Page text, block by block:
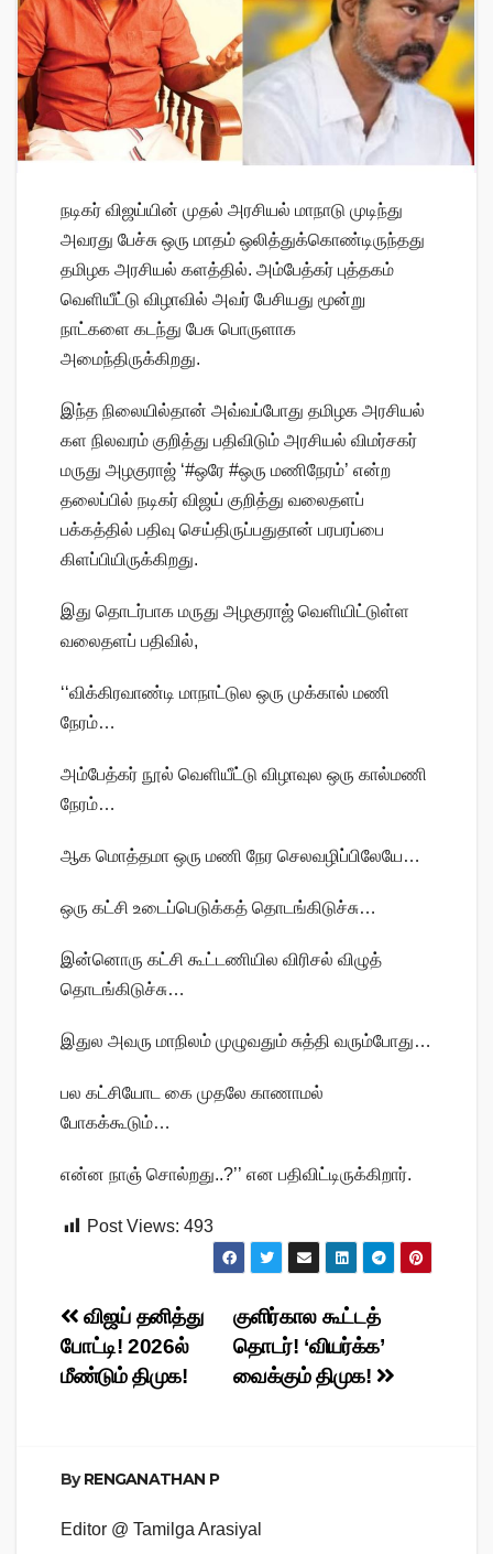
நடிகர் விஜய்யின் முதல் அரசியல் மாநாடு முடிந்து
அவரது பேச்சு ஒரு மாதம் ஒலித்துக்கொண்டிருந்தது
தமிழக அரசியல் களத்தில். அம்பேத்கர் புத்தகம்
வெளியீட்டு விழாவில் அவர் பேசியது மூன்று
நாட்களை கடந்து பேசு பொருளாக
அமைந்திருக்கிறது.
இந்த நிலையில்தான் அவ்வப்போது தமிழக அரசியல்
கள நிலவரம் குறித்து பதிவிடும் அரசியல் விமர்சகர்
மருது அழகுராஜ் ‘#ஒரே #ஒரு மணிநேரம்’ என்ற
தலைப்பில் நடிகர் விஜய் குறித்து வலைதளப்
பக்கத்தில் பதிவு செய்திருப்பதுதான் பரபரப்பை
கிளப்பியிருக்கிறது.
இது தொடர்பாக மருது அழகுராஜ் வெளியிட்டுள்ள
வலைதளப் பதிவில்,
‘‘விக்கிரவாண்டி மாநாட்டுல ஒரு முக்கால் மணி
நேரம்…
அம்பேத்கர் நூல் வெளியீட்டு விழாவுல ஒரு கால்மணி
நேரம்…
ஆக மொத்தமா ஒரு மணி நேர செலவழிப்பிலேயே…
ஒரு கட்சி உடைப்பெடுக்கத் தொடங்கிடுச்சு…
இன்னொரு கட்சி கூட்டணியில விரிசல் விழுத்
தொடங்கிடுச்சு…
இதுல அவரு மாநிலம் முழுவதும் சுத்தி வரும்போது…
பல கட்சியோட கை முதலே காணாமல்
போகக்கூடும்…
என்ன நாஞ் சொல்றது..?’’ என பதிவிட்டிருக்கிறார்.
Post Views: 493
Post
navigation
குளிர்கால கூட்டத்
தொடர்! ‘வியர்க்க’
வைக்கும் திமுக!
விஜய் தனித்து
போட்டி! 2026ல்
மீண்டும் திமுக!
ByRENGANATHAN P
Editor @ Tamilga Arasiyal